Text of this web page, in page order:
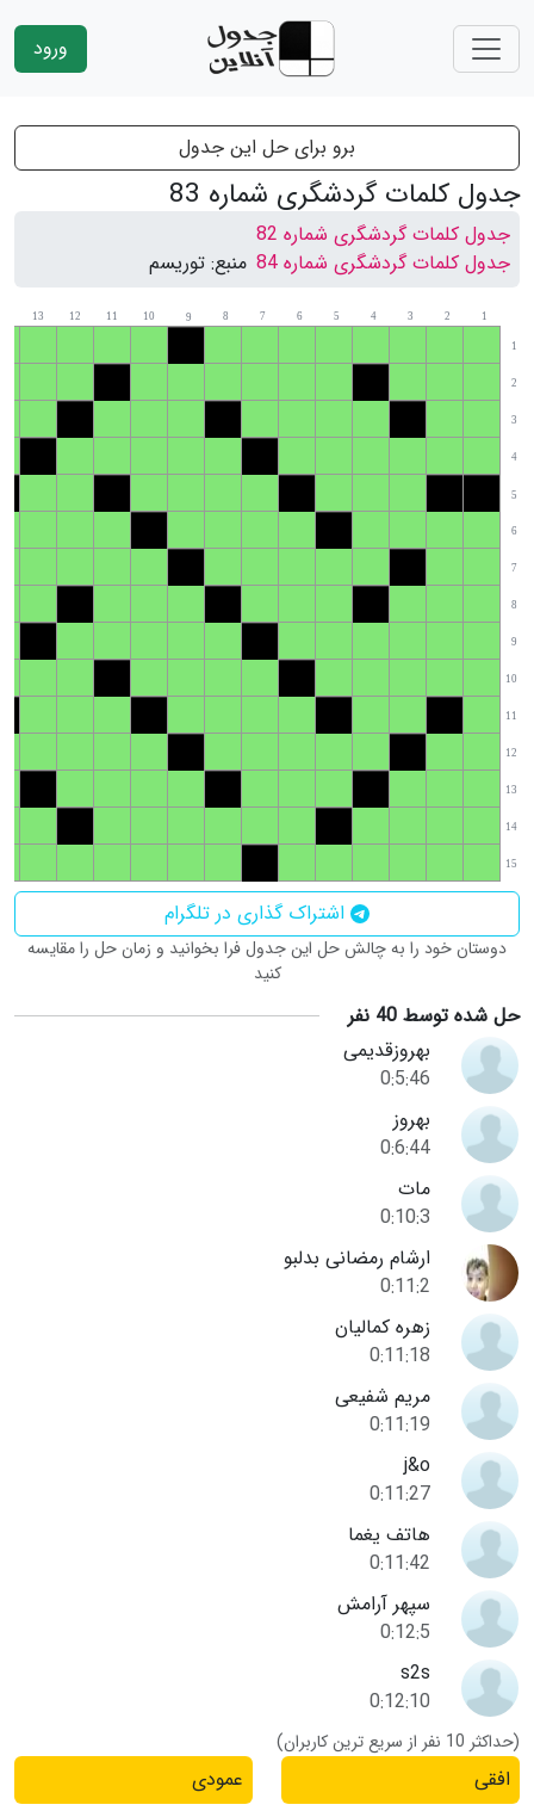
ورود
برو برای حل این جدول
جدول کلمات گردشگری شماره 83
جدول کلمات گردشگری شماره 82
جدول کلمات گردشگری شماره 84
منبع: توریسم
1
1
2
3
4
5
6
7
8
9
10
11
12
13
2
3
4
5
6
7
8
9
10
11
12
13
14
15
اشتراک گذاری در تلگرام
دوستان خود را به چالش حل این جدول فرا بخوانید و زمان حل را مقایسه
کنید
حل شده توسط 40 نفر
بهروزقدیمی
0:5:46
بهروز
0:6:44
مات
0:10:3
ارشام رمضانی بدلبو
0:11:2
زهره کمالیان
0:11:18
مریم شفیعی
0:11:19
j&o
0:11:27
هاتف یغما
0:11:42
سپهر آرامش
0:12:5
s2s
0:12:10
(حداکثر 10 نفر از سریع ترین کاربران)
افقی
عمودی